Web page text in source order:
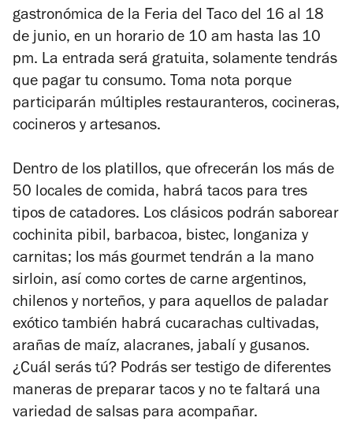
gastronómica de la Feria del Taco del 16 al 18
de junio, en un horario de 10 am hasta las 10
pm. La entrada será gratuita, solamente tendrás
que pagar tu consumo. Toma nota porque
participarán múltiples restauranteros, cocineras,
cocineros y artesanos.
Dentro de los platillos, que ofrecerán los más de
50 locales de comida, habrá tacos para tres
tipos de catadores. Los clásicos podrán saborear
cochinita pibil, barbacoa, bistec, longaniza y
carnitas; los más gourmet tendrán a la mano
sirloin, así como cortes de carne argentinos,
chilenos y norteños, y para aquellos de paladar
exótico también habrá cucarachas cultivadas,
arañas de maíz, alacranes, jabalí y gusanos.
¿Cuál serás tú? Podrás ser testigo de diferentes
maneras de preparar tacos y no te faltará una
variedad de salsas para acompañar.